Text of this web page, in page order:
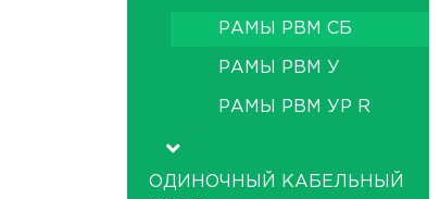
РАМЫ РВМ СБ
РАМЫ РВМ У
РАМЫ РВМ УР R
ОДИНОЧНЫЙ КАБЕЛЬНЫЙ